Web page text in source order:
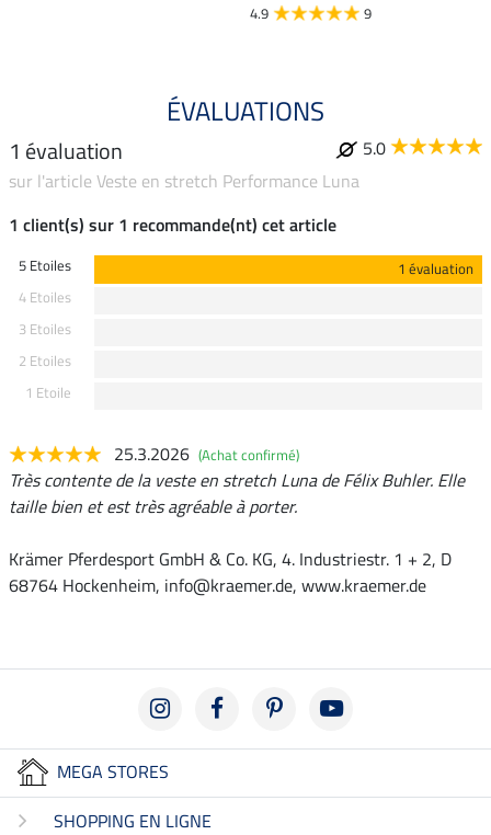
4.9 9
ÉVALUATIONS
1 évaluation
5.0
sur l'article Veste en stretch Performance Luna
1 client(s) sur 1 recommande(nt) cet article
5 Etoiles
1 évaluation
4 Etoiles
3 Etoiles
2 Etoiles
1 Etoile
25.3.2026 (Achat confirmé)
Très contente de la veste en stretch Luna de Félix Buhler. Elle
taille bien et est très agréable à porter.
Krämer Pferdesport GmbH & Co. KG, 4. Industriestr. 1 + 2, D
68764 Hockenheim, info@kraemer.de, www.kraemer.de
MEGA STORES
SHOPPING EN LIGNE